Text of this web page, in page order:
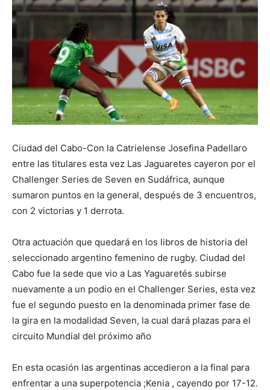
Ciudad del Cabo-Con la Catrielense Josefina Padellaro
entre las titulares esta vez Las Jaguaretes cayeron por el
Challenger Series de Seven en Sudáfrica, aunque
sumaron puntos en la general, después de 3 encuentros,
con 2 victorias y 1 derrota.
Otra actuación que quedará en los libros de historia del
seleccionado argentino femenino de rugby. Ciudad del
Cabo fue la sede que vio a Las Yaguaretés subirse
nuevamente a un podio en el Challenger Series, esta vez
fue el segundo puesto en la denominada primer fase de
la gira en la modalidad Seven, la cual dará plazas para el
circuito Mundial del próximo año
En esta ocasión las argentinas accedieron a la final para
enfrentar a una superpotencia ;Kenia , cayendo por 17-12.